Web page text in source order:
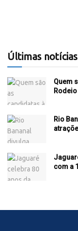
Últimas notícias
Quem
Rio
com a